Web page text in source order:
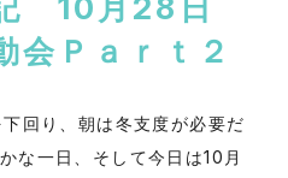
記 10月28日
Ｐａｒｔ２
回り、朝は冬支度が必要だ
な一日、そして今日は10月